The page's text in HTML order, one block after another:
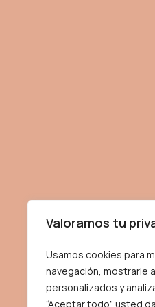
Valoramos tu
Usamos cookies para
navegación, mostrarle
personalizados y
“Aceptar todo” usted